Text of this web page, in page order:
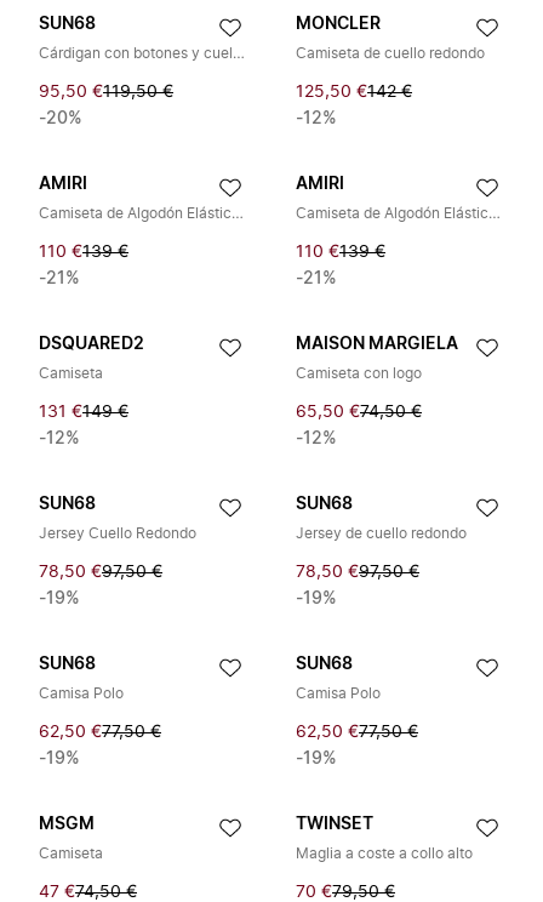
SUN68
Cárdigan con botones y cuello en V
95,50 €119,50 €
-20%
MONCLER
Camiseta de cuello redondo
125,50 €142 €
-12%
AMIRI
Camiseta de Algodón Elástico con Estampado
110 €139 €
-21%
AMIRI
Camiseta de Algodón Elástico con Estampado
110 €139 €
-21%
DSQUARED2
Camiseta
131 €149 €
-12%
MAISON MARGIELA
Camiseta con logo
65,50 €74,50 €
-12%
SUN68
Jersey Cuello Redondo
78,50 €97,50 €
-19%
SUN68
Jersey de cuello redondo
78,50 €97,50 €
-19%
SUN68
Camisa Polo
62,50 €77,50 €
-19%
SUN68
Camisa Polo
62,50 €77,50 €
-19%
MSGM
Camiseta
47 €74,50 €
TWINSET
Maglia a coste a collo alto
70 €79,50 €